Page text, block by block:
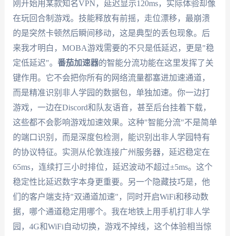
刚开始用某款知名VPN，延迟显示120ms，实际体验却像
在玩回合制游戏。技能释放有前摇，走位漂移，最崩溃
的是突然卡顿然后瞬间移动，这是典型的丢包现象。后
来我才明白，MOBA游戏需要的不只是低延迟，更是"稳
定低延迟"。 番茄加速器的智能分流功能在这里发挥了关
键作用。它不会把你所有的网络流量都塞进加速通道，
而是精准识别非人学园的数据包，单独加速。你一边打
游戏，一边在Discord和队友语音，甚至后台挂着下载，
这些都不会影响游戏加速效果。这种"智能分流"不是简单
的端口识别，而是深度包检测，能识别出非人学园特有
的协议特征。实测从伦敦连接广州服务器，延迟稳定在
65ms，连续打三小时排位，延迟波动不超过±5ms。这个
稳定性比延迟数字本身更重要。另一个隐藏技巧是，他
们的客户端支持"双通道加速"，同时开启WiFi和移动数
据，哪个通道稳定用哪个。我在地铁上用手机打非人学
园，4G和WiFi自动切换，游戏不掉线，这个体验相当惊